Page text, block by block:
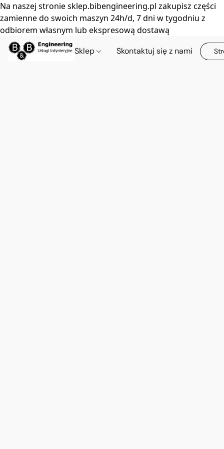
Na naszej stronie sklep.bibengineering.pl zakupisz części
zamienne do swoich maszyn 24h/d, 7 dni w tygodniu z
odbiorem własnym lub ekspresową dostawą
Sklep Skontaktuj się z nami